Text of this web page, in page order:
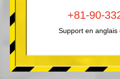
+81-90-
Support en anglais